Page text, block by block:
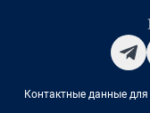
Контактные данные